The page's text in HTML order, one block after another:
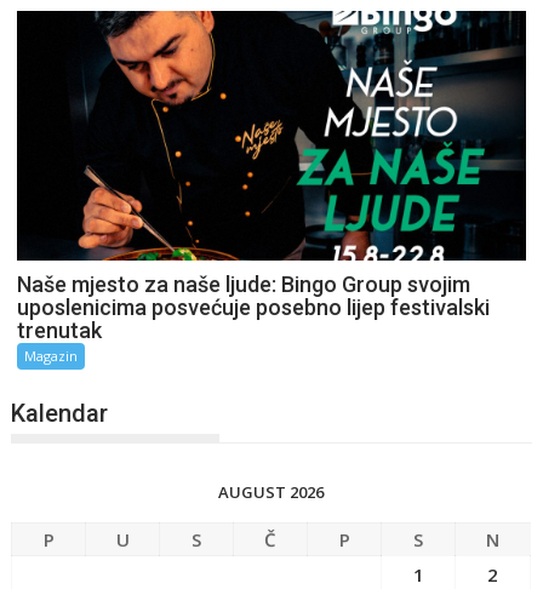
Naše mjesto za naše ljude: Bingo Group svojim
uposlenicima posvećuje posebno lijep festivalski
trenutak
Magazin
Kalendar
AUGUST 2026
P U S Č P S
N
1
2